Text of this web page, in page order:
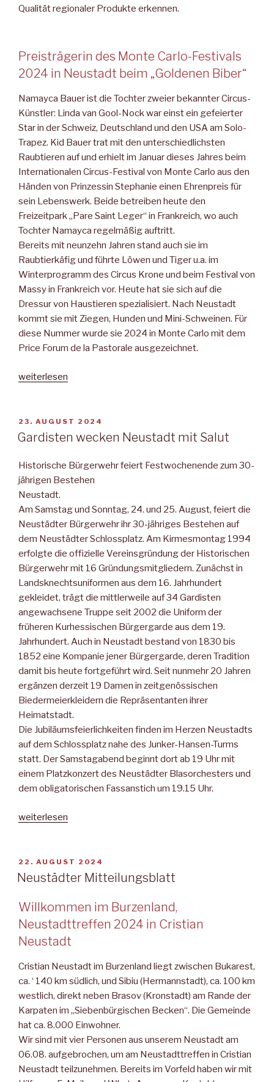
Qualität regionaler Produkte erkennen.
Preisträgerin des Monte Carlo-Festivals
2024 in Neustadt beim „Goldenen Biber“
Namayca Bauer ist die Tochter zweier bekannter Circus-
Künstler: Linda van Gool-Nock war einst ein gefeierter
Star in der Schweiz, Deutschland und den USA am Solo-
Trapez. Kid Bauer trat mit den unterschiedlichsten
Raubtieren auf und erhielt im Januar die­ses Jahres beim
Internationalen Circus-Festival von Monte Carlo aus den
Händen von Prinzessin Stephanie einen Ehrenpreis für
sein Lebenswerk. Beide betreiben heute den
Freizeitpark „Pare Saint Leger“ in Frankreich, wo auch
Tochter Namayca regelmäßig auftritt.
Bereits mit neunzehn Jahren stand auch sie im
Raubtierkäfig und führte Löwen und Tiger u.a. im
Winterprogramm des Circus Kro­ne und beim Festival von
Massy in Frankreich vor. Heute hat sie sich auf die
Dressur von Haustieren spezialisiert. Nach Neustadt
kommt sie mit Ziegen, Hunden und Mini-Schweinen. Für
diese Nummer wurde sie 2024 in Monte Carlo mit dem
Price Forum de la Pastorale ausgezeichnet.
„Neustädter
weiterlesen
VERÖFFENTLICHT
AM
23. AUGUST 2024
Gardisten wecken Neustadt mit Salut
Historische Bürgerwehr feiert Festwochenende zum 30-
jährigen Bestehen
Neustadt.
Am Samstag und Sonntag, 24. und 25. August, feiert die
Neustädter Bürgerwehr ihr 30-jähriges Bestehen auf
dem Neustädter Schlossplatz. Am Kirmesmontag 1994
erfolgte die offizielle Vereinsgründung der Historischen
Bürgerwehr mit 16 Gründungsmitgliedern. Zunächst in
Landsknechtsuniformen aus dem 16. Jahrhundert
gekleidet, trägt die mittlerweile auf 34 Gardisten
angewachsene Truppe seit 2002 die Uniform der
früheren Kurhessischen Bürgergarde aus dem 19.
Jahrhundert. Auch in Neustadt bestand von 1830 bis
1852 eine Kompanie jener Bürgergarde, deren Tradition
damit bis heute fortgeführt wird. Seit nunmehr 20 Jahren
ergänzen derzeit 19 Damen in zeitgenössischen
Biedermeierkleidern die Repräsentanten ihrer
Heimatstadt.
Die Jubiläumsfeierlichkeiten finden im Herzen Neustadts
auf dem Schlossplatz nahe des Junker-Hansen-Turms
statt. Der Samstagabend beginnt dort ab 19 Uhr mit
einem Platzkonzert des Neustädter Blasorchesters und
dem obligatorischen Fassanstich um 19.15 Uhr.
„Gardisten
mit
Salut“
weiterlesen
VERÖFFENTLICHT
AM
22. AUGUST 2024
Neustädter Mitteilungsblatt
Willkommen im Burzenland,
Neustadttreffen 2024 in Cristian
Neustadt
Cristian Neustadt im Burzenland liegt zwischen Bukarest,
ca. ‘ 140 km südlich, und Sibiu (Hermann­stadt), ca. 100 km
westlich, direkt neben Brasov (Kronstadt) am Rande der
Karpaten im „Siebenbürgischen Becken“. Die Ge­meinde
hat ca. 8.000 Einwohner.
Wir sind mit vier Personen aus unserem Neustadt am
06.08. aufgebrochen, um am Neustadt­treffen in Cristian
Neustadt teilzunehmen. Bereits im Vorfeld haben wir mit